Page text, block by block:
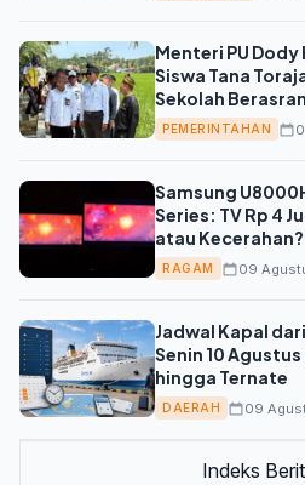
Menteri PU
Siswa Tana
Sekolah
PEMERINTAHAN
Samsung
Series: TV Rp 4
atau Kecerahan?
RAGAM 09
Jadwal Kapal
Senin 10
hingga Ternate
DAERAH 09
Indeks